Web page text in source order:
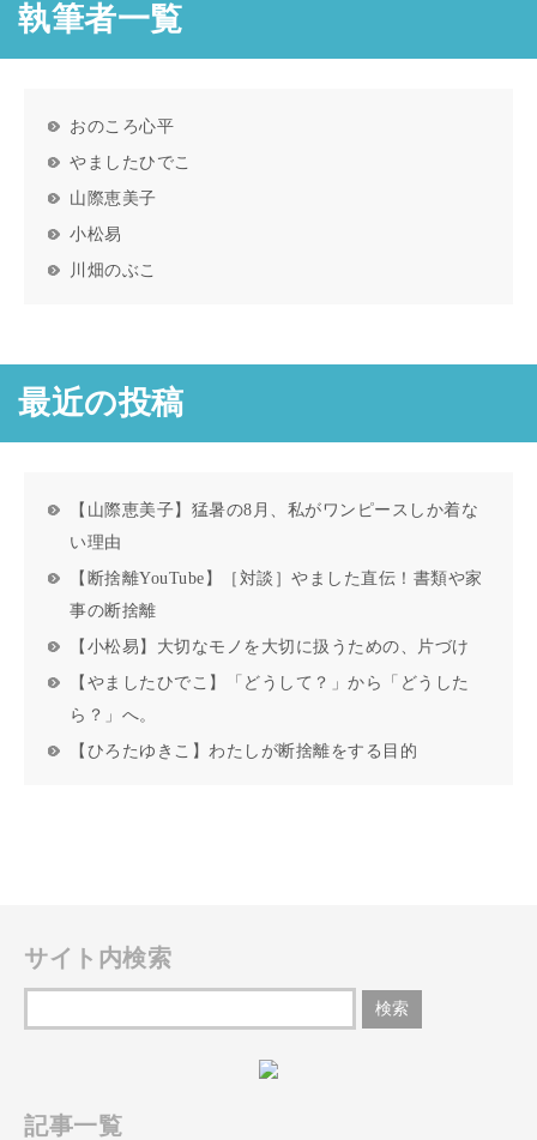
執筆者一覧
おのころ心平
やましたひでこ
山際恵美子
小松易
川畑のぶこ
最近の投稿
【山際恵美子】猛暑の8月、私がワンピースしか着な
い理由
【断捨離YouTube】［対談］やました直伝！書類や家
事の断捨離
【小松易】大切なモノを大切に扱うための、片づけ
【やましたひでこ】「どうして？」から「どうした
ら？」へ。
【ひろたゆきこ】わたしが断捨離をする目的
サイト内検索
記事一覧